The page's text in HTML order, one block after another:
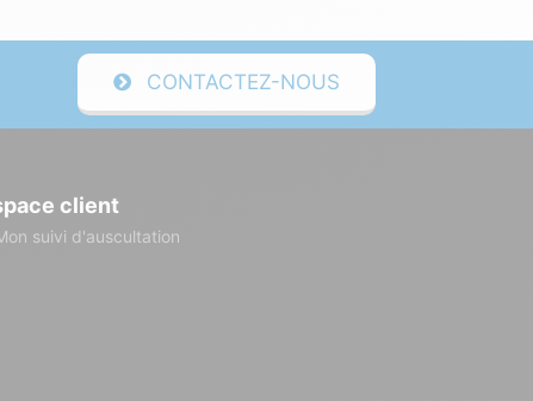
CONTACTEZ-NOUS
client
suivi d'auscultation